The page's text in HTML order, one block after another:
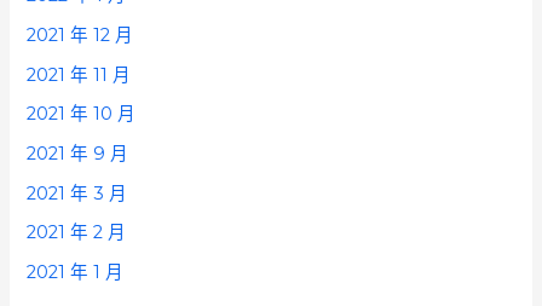
2021 年 12 月
2021 年 11 月
2021 年 10 月
2021 年 9 月
2021 年 3 月
2021 年 2 月
2021 年 1 月